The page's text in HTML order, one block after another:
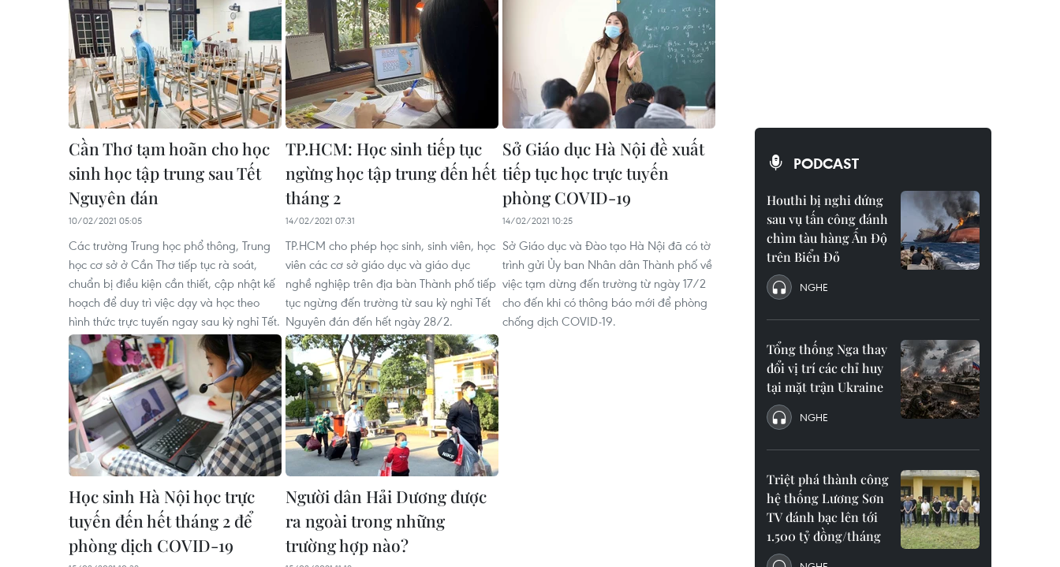
Cần Thơ tạm hoãn cho học
sinh học tập trung sau Tết
Nguyên đán
10/02/2021 05:05
Các trường Trung học phổ thông, Trung
học cơ sở ở Cần Thơ tiếp tục rà soát,
chuẩn bị điều kiện cần thiết, cập nhật kế
hoạch để duy trì việc dạy và học theo
hình thức trực tuyến ngay sau kỳ nghỉ Tết.
TP.HCM: Học sinh tiếp tục
ngừng học tập trung đến hết
tháng 2
14/02/2021 07:31
TP.HCM cho phép học sinh, sinh viên, học
viên các cơ sở giáo dục và giáo dục
nghề nghiệp trên địa bàn Thành phố tiếp
tục ngừng đến trường từ sau kỳ nghỉ Tết
Nguyên đán đến hết ngày 28/2.
Sở Giáo dục Hà Nội đề xuất
tiếp tục học trực tuyến
phòng COVID-19
14/02/2021 10:25
Sở Giáo dục và Đào tạo Hà Nội đã có tờ
trình gửi Ủy ban Nhân dân Thành phố về
việc tạm dừng đến trường từ ngày 17/2
cho đến khi có thông báo mới để phòng
chống dịch COVID-19.
Học sinh Hà Nội học trực
tuyến đến hết tháng 2 để
phòng dịch COVID-19
Người dân Hải Dương được
ra ngoài trong những
trường hợp nào?
PODCAST
Houthi bị nghi đứng
sau vụ tấn công đánh
chìm tàu hàng Ấn Độ
trên Biển Đỏ
NGHE
Tổng thống Nga thay
đổi vị trí các chỉ huy
tại mặt trận Ukraine
NGHE
Triệt phá thành công
hệ thống Lương Sơn
TV đánh bạc lên tới
1.500 tỷ đồng/tháng